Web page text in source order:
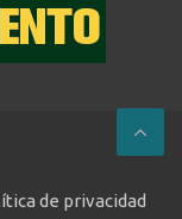
de privacidad